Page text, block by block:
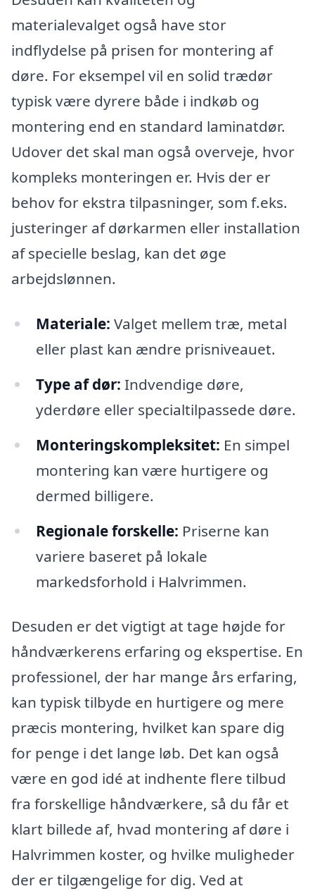
materialevalget også have stor
indflydelse på prisen for montering af
døre. For eksempel vil en solid trædør
typisk være dyrere både i indkøb og
montering end en standard laminatdør.
Udover det skal man også overveje, hvor
kompleks monteringen er. Hvis der er
behov for ekstra tilpasninger, som f.eks.
justeringer af dørkarmen eller installation
af specielle beslag, kan det øge
arbejdslønnen.
Materiale: Valget mellem træ, metal
eller plast kan ændre prisniveauet.
Type af dør: Indvendige døre,
yderdøre eller specialtilpassede døre.
Monteringskompleksitet: En simpel
montering kan være hurtigere og
dermed billigere.
Regionale forskelle: Priserne kan
variere baseret på lokale
markedsforhold i Halvrimmen.
Desuden er det vigtigt at tage højde for
håndværkerens erfaring og ekspertise. En
professionel, der har mange års erfaring,
kan typisk tilbyde en hurtigere og mere
præcis montering, hvilket kan spare dig
for penge i det lange løb. Det kan også
være en god idé at indhente flere tilbud
fra forskellige håndværkere, så du får et
klart billede af, hvad montering af døre i
Halvrimmen koster, og hvilke muligheder
der er tilgængelige for dig. Ved at